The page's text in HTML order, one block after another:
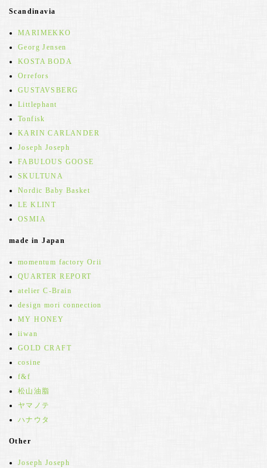
Scandinavia
MARIMEKKO
Georg Jensen
KOSTA BODA
Orrefors
GUSTAVSBERG
Littlephant
Tonfisk
KARIN CARLANDER
Joseph Joseph
FABULOUS GOOSE
SKULTUNA
Nordic Baby Basket
LE KLINT
OSMIA
made in Japan
momentum factory Orii
QUARTER REPORT
atelier C-Brain
design mori connection
MY HONEY
iiwan
GOLD CRAFT
cosine
f&f
松山油脂
ヤマノテ
ハナウタ
Other
Joseph Joseph